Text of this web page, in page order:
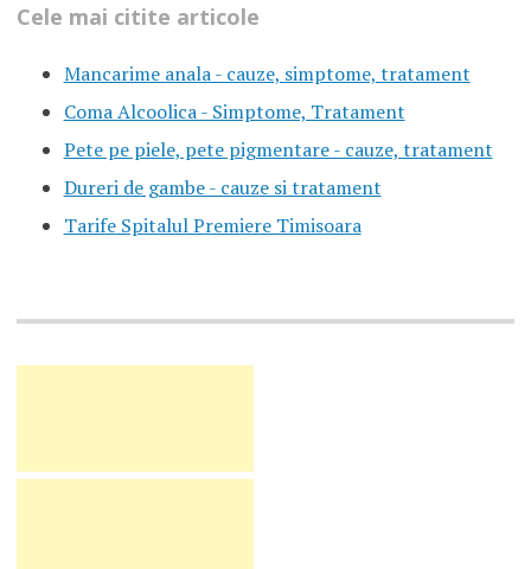
Cele mai citite articole
Mancarime anala - cauze, simptome, tratament
Coma Alcoolica - Simptome, Tratament
Pete pe piele, pete pigmentare - cauze, tratament
Dureri de gambe - cauze si tratament
Tarife Spitalul Premiere Timisoara